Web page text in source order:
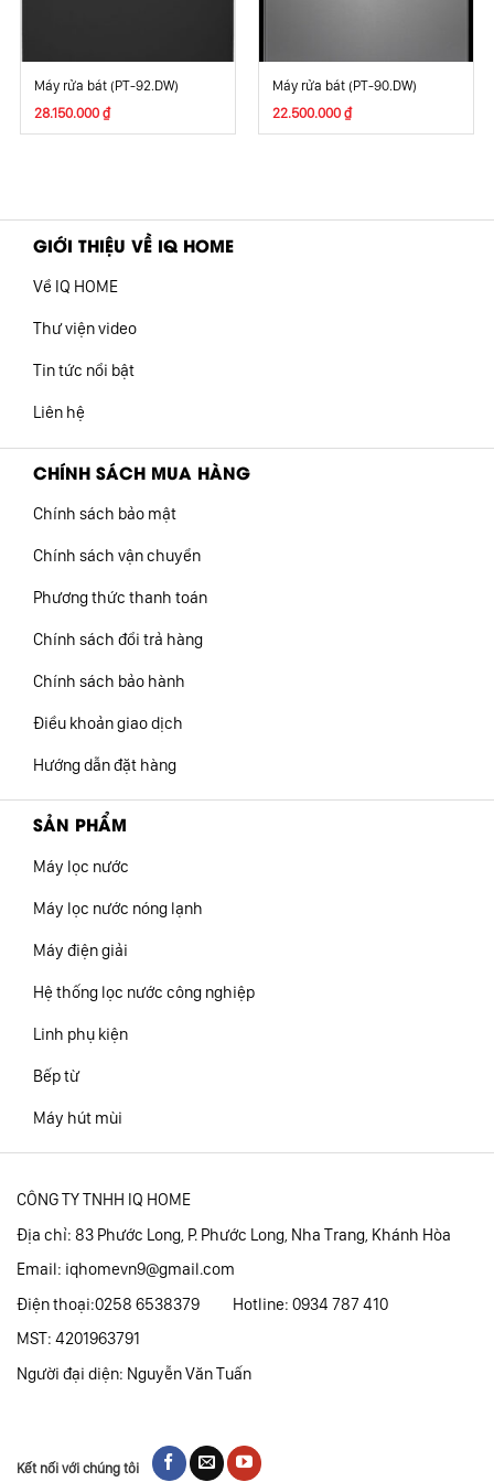
Hướng dẫn an toàn Yêu cầu nối đất: Sản phẩm được nhà sản
xuất bắt buộc tiếp đất để sử dụng
Xuất Xứ & Bảo Hành
Máy rửa bát (PT-92.DW)
28.150.000 ₫
Máy rửa bát (PT-90.DW)
22.500.000 ₫
GIỚI THIỆU VỀ IQ HOME
Về IQ HOME
Thư viện video
Tin tức nổi bật
Liên hệ
CHÍNH SÁCH MUA HÀNG
Chính sách bảo mật
Chính sách vận chuyển
Phương thức thanh toán
Chính sách đổi trả hàng
Chính sách bảo hành
Điều khoản giao dịch
Hướng dẫn đặt hàng
SẢN PHẨM
Máy lọc nước
Máy lọc nước nóng lạnh
Máy điện giải
Hệ thống lọc nước công nghiệp
Linh phụ kiện
Bếp từ
Máy hút mùi
CÔNG TY TNHH IQ HOME
Địa chỉ: 83 Phước Long, P. Phước Long, Nha Trang, Khánh Hòa
Email: iqhomevn9@gmail.com
Điện thoại:0258 6538379 Hotline: 0934 787 410
MST: 4201963791
Người đại diện: Nguyễn Văn Tuấn
Kết nối với chúng tôi